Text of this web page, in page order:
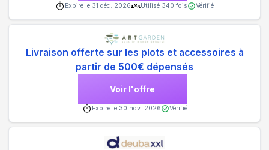
Expire le 31 déc. 2026 Utilisé 340 fois Vérifié
Livraison offerte sur les plots et accessoires à
partir de 500€ dépensés
Voir l'offre
Expire le 30 nov. 2026 Vérifié